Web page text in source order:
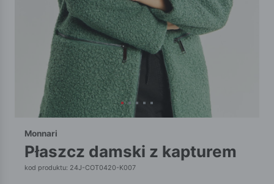
Monnari
płaszcz damski z kapturem
kod produktu: 24J-COT0420-K007